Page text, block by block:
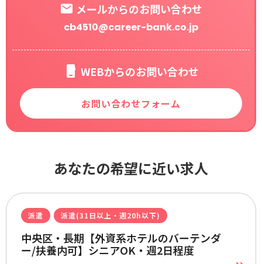
メールからのお問い合わせ
cb4510@career-bank.co.jp
WEBからのお問い合わせ
お問い合わせフォーム
あなたの希望に近い求人
派遣 派遣(31日以上・週20h以下)
中央区・長期【外資系ホテルのバーテンダ
ー/扶養内可】シニアOK・週2日程度